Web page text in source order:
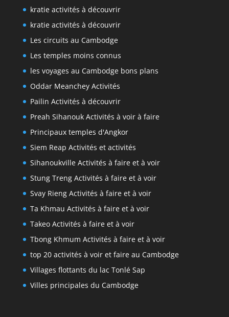
kratie activités à découvrir
kratie activités à découvrir
Les circuits au Cambodge
Les temples moins connus
les voyages au Cambodge bons plans
Oddar Meanchey Activités
Pailin Activités à découvrir
Preah Sihanouk Activités à voir à faire
Principaux temples d'Angkor
Siem Reap Activités et activités
Sihanoukville Activités à faire et à voir
Stung Treng Activités à faire et à voir
Svay Rieng Activités à faire et à voir
Ta Khmau Activités à faire et à voir
Takeo Activités à faire et à voir
Tbong Khmum Activités à faire et à voir
top 20 activités à voir et faire au Cambodge
Villages flottants du lac Tonlé Sap
Villes principales du Cambodge